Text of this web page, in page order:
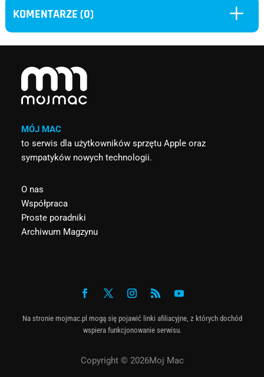
KOMENTARZE (0) L
MÓJ MAC
to serwis dla użytkowników sprzętu Apple oraz
sympatyków nowych technologii.
O nas
Współpraca
Proste poradniki
Archiwum Magzynu
Na stronie mojmac.pl mogą się pojawić linki afiliacyjne, z których dochód
wspiera funkcjonowanie serwisu.
Copyright © 2026Moj Mac